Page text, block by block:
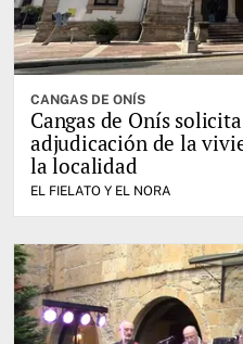
CANGAS DE ONÍS
Cangas de Onís
adjudicación de la
la localidad
EL FIELATO Y EL NORA